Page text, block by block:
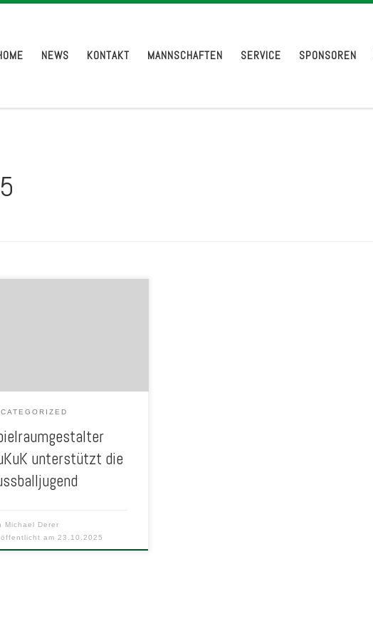
NEWS KONTAKT MANNSCHAFTEN SERVICE SPONSOREN
unterstützt die
Michael Derer
am23.10.2025